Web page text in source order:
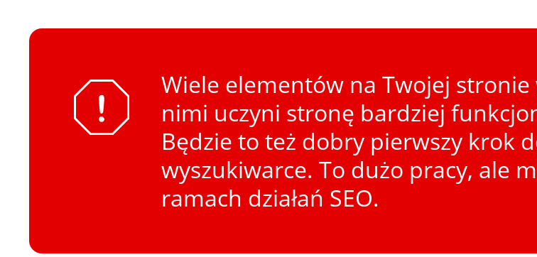
Wiele elementów na Twojej
nimi uczyni stronę bardziej
Będzie to też dobry pierwszy krok
wyszukiwarce. To dużo pracy, ale
ramach działań SEO.